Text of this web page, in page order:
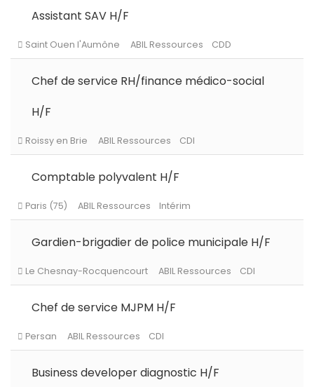
Le Perray en Yvelines ABIL Ressources
Assistant SAV H/F
Saint Ouen l'Aumône ABIL Ressources CDD
Chef de service RH/finance médico-social
H/F
Roissy en Brie ABIL Ressources CDI
Comptable polyvalent H/F
Gardien-brigadier de police municipale H/F
Chef de service MJPM H/F
Business developer diagnostic H/F